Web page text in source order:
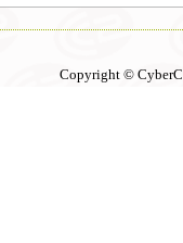
Copyright ©